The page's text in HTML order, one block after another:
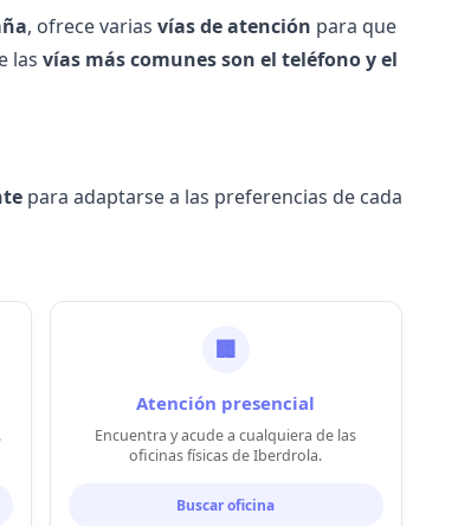
, ofrece varias vías de atención para que
las vías más comunes son el teléfono y el
para adaptarse a las preferencias de cada
🏢
Atención presencial
Encuentra y acude a cualquiera de las
oficinas físicas de Iberdrola.
Buscar oficina